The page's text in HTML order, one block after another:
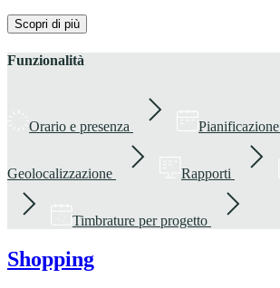
Scopri di più
Funzionalità
Orario e presenza Pianificazione
Geolocalizzazione Rapporti
Timbrature per progetto
Shopping